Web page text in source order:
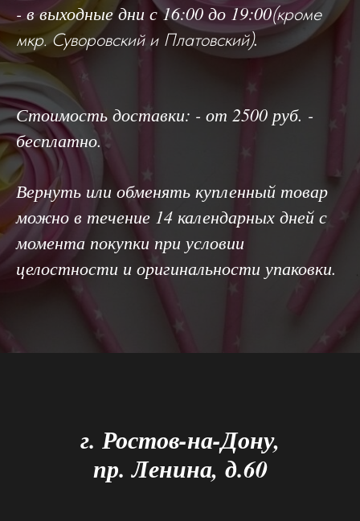
- в выходные дни с 16:00 до 19:00(кроме
мкр. Суворовский и Платовский).
Стоимость доставки: - от 2500 руб. -
бесплатно.
Вернуть или обменять купленный товар
можно в течение 14 календарных дней с
момента покупки при условии
целостности и оригинальности упаковки.
г. Ростов-на-Дону,
пр. Ленина, д.60